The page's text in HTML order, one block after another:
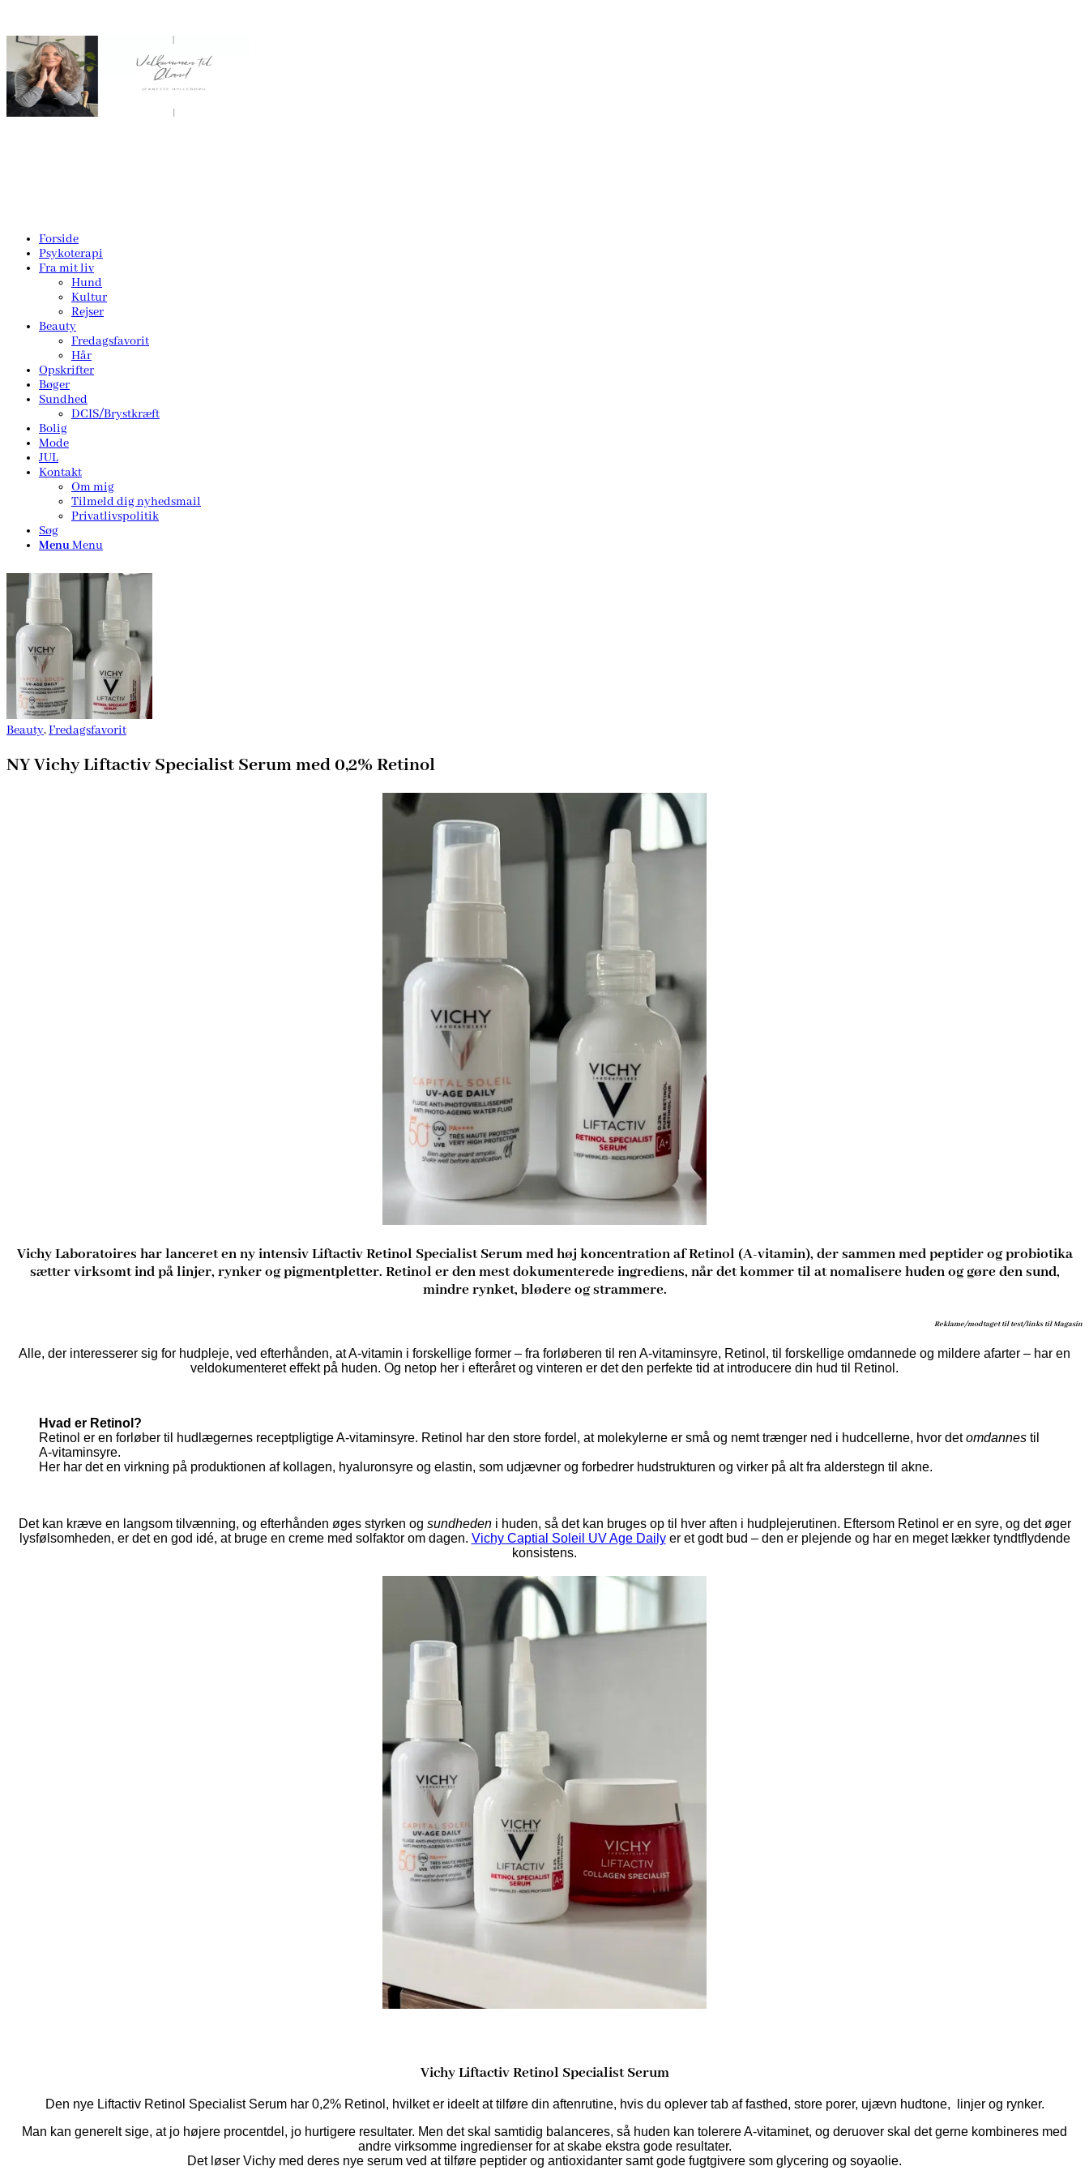
Forside
Psykoterapi
Fra mit liv
Hund
Kultur
Rejser
Beauty
Fredagsfavorit
Hår
Opskrifter
Bøger
Sundhed
DCIS/Brystkræft
Bolig
Mode
JUL
Kontakt
Om mig
Tilmeld dig nyhedsmail
Privatlivspolitik
Søg
MenuMenu
Beauty,Fredagsfavorit
NY Vichy Liftactiv Specialist Serum med 0,2% Retinol
Vichy Laboratoires har lanceret en ny intensiv Liftactiv Retinol Specialist Serum med høj koncentration af Retinol (A-vitamin), der sammen med peptider og probiotika
sætter virksomt ind på linjer, rynker og pigmentpletter. Retinol er den mest dokumenterede ingrediens, når det kommer til at nomalisere huden og gøre den sund,
mindre rynket, blødere og strammere.
Reklame/modtaget til test/links til Magasin
Alle, der interesserer sig for hudpleje, ved efterhånden, at A-vitamin i forskellige former – fra forløberen til ren A-vitaminsyre, Retinol, til forskellige omdannede og mildere afarter – har en
veldokumenteret effekt på huden. Og netop her i efteråret og vinteren er det den perfekte tid at introducere din hud til Retinol.
Hvad er Retinol?
Retinol er en forløber til hudlægernes receptpligtige A-vitaminsyre. Retinol har den store fordel, at molekylerne er små og nemt trænger ned i hudcellerne, hvor detomdannes til
A-vitaminsyre.
Her har det en virkning på produktionen af kollagen, hyaluronsyre og elastin, som udjævner og forbedrer hudstrukturen og virker på alt fra alderstegn til akne.
Det kan kræve en langsom tilvænning, og efterhånden øges styrken og sundhedeni huden, så det kan bruges op til hver aften i hudplejerutinen. Eftersom Retinol er en syre, og det øger
lysfølsomheden, er det en god idé, at bruge en creme med solfaktor om dagen. Vichy Captial Soleil UV Age Dailyer et godt bud – den er plejende og har en meget lækker tyndtflydende
konsistens.
Vichy Liftactiv Retinol Specialist Serum
Den nye Liftactiv Retinol Specialist Serum har 0,2% Retinol, hvilket er ideelt at tilføre din aftenrutine, hvis du oplever tab af fasthed, store porer, ujævn hudtone, linjer og rynker.
Man kan generelt sige, at jo højere procentdel, jo hurtigere resultater. Men det skal samtidig balanceres, så huden kan tolerere A-vitaminet, og deruover skal det gerne kombineres med
andre virksomme ingredienser for at skabe ekstra gode resultater.
Det løser Vichy med deres nye serum ved at tilføre peptider og antioxidanter samt gode fugtgivere som glycering og soyaolie.